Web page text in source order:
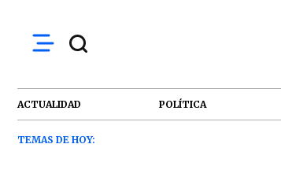
ACTUALIDAD POLÍTICA
TEMAS DE HOY: